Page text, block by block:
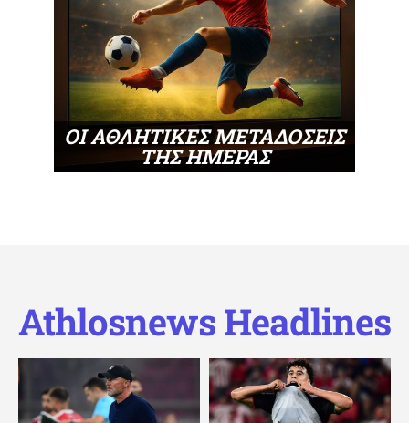
ΟΙ ΑΘΛΗΤΙΚΕΣ ΜΕΤΑΔΟΣΕΙΣ
ΤΗΣ ΗΜΕΡΑΣ
Athlosnews Headlines